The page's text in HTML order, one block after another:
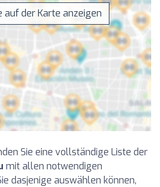
auf der Karte anzeigen
Sie eine vollständige Liste der
mit allen notwendigen
dasjenige auswählen können,